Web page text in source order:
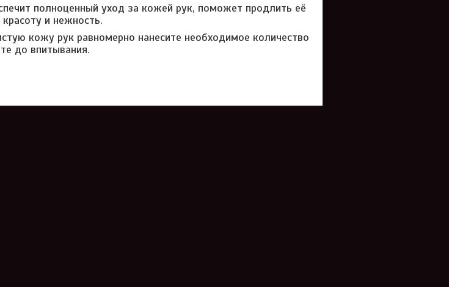
полноценный уход за кожей рук, поможет продлить её
и нежность.
кожу рук равномерно нанесите необходимое количество
до впитывания.